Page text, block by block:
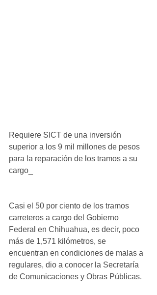
Requiere SICT de una inversión
superior a los 9 mil millones de pesos
para la reparación de los tramos a su
cargo_
Casi el 50 por ciento de los tramos
carreteros a cargo del Gobierno
Federal en Chihuahua, es decir, poco
más de 1,571 kilómetros, se
encuentran en condiciones de malas a
regulares, dio a conocer la Secretaría
de Comunicaciones y Obras Públicas.